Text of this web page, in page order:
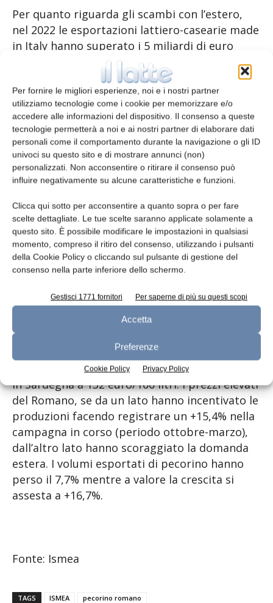
Per fornire le migliori esperienze, noi e i nostri partner
utilizziamo tecnologie come i cookie per memorizzare e/o
accedere alle informazioni del dispositivo. Il consenso a queste
tecnologie permetterà a noi e ai nostri partner di elaborare dati
personali come il comportamento durante la navigazione o gli ID
univoci su questo sito e di mostrare annunci (non)
personalizzati. Non acconsentire o ritirare il consenso può
influire negativamente su alcune caratteristiche e funzioni.
Clicca qui sotto per acconsentire a quanto sopra o per fare
scelte dettagliate. Le tue scelte saranno applicate solamente a
questo sito. È possibile modificare le impostazioni in qualsiasi
momento, compreso il ritiro del consenso, utilizzando i pulsanti
della Cookie Policy o cliccando sul pulsante di gestione del
consenso nella parte inferiore dello schermo.
Gestisci 1771 fornitori Per saperne di più su questi scopi
Accetta
Preferenze
Cookie Policy Privacy Policy
Per quanto riguarda gli scambi con l’estero,
nel 2022 le esportazioni lattiero-casearie made
in Italy hanno superato i 5 miliardi di euro
(+19%). Il concomitante rialzo più che
proporzionale dell’import (+39%) tuttavia ha
riportato in negativo il saldo della bilancia
commerciale (11 miliardi di euro). Per il
comparto dei formaggi, l’Italia si è confermata
nel 2022 il terzo esportatore mondiale, dietro
Germania e Paesi Bassi e avanti alla Francia. Il
fatturato caseario italiano ha infatti superato i
4,4 miliardi di euro (+19% rispetto al 2021), a
fronte di spedizioni in crescita, seppure a un
ritmo più contenuto (+7% in volume).
Il quadro per l’ovicaprino
Dopo gli aumenti registrati nel corso del 2022
il Pecorino Romano ha raggiunto quotazioni
record nel primo trimestre 2023: 14 euro/kg
all’ingrosso a marzo, con una crescita
prossima al +40%. Ciò continua a trainare al
rialzo pure i prezzi del latte ovino, remunerato
in Sardegna a 132 euro/100 litri. I prezzi elevati
del Romano, se da un lato hanno incentivato le
produzioni facendo registrare un +15,4% nella
campagna in corso (periodo ottobre-marzo),
dall’altro lato hanno scoraggiato la domanda
estera. I volumi esportati di pecorino hanno
perso il 7,7% mentre a valore la crescita si
assesta a +16,7%.
Fonte: Ismea
TAGS ISMEA pecorino romano